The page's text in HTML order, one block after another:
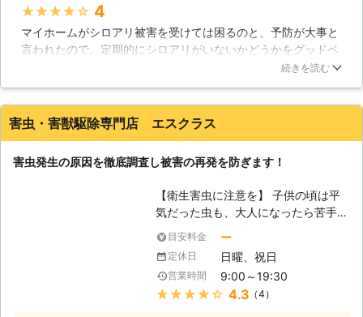
豊富なスタッフが徹底したシロアリ駆
除でお客様に安心と安全をお届けいた
日本中で最も広く生息していて、シロ
アリ駆除の対象にあることも多いのは
かし、最近はヤマトシロアリよりも食
アメリカカンザイシロアリの発生が目
立ってきています。当社は近年増えて
きたそれらのシロアリ駆除にも豊富な
実績がありますので、ご依頼いただけ
ば適切な調査とシロアリ駆除を行い、
再発生の不安を残さない安心のサービ
スを提供させていただきます。
★★★★★ 4
マイホームがシロアリ被害を受けては困るのと、予防が大事と
言われたので、定期的にシロアリがいないかどうかをグッドベ
アさんで点検して頂いています。今のところ、発生した形跡は
いると思います。これからもよろしくお願いします。
福岡県 糟屋郡篠栗町 2016年12月29日
続きを読む
害虫・害獣駆除専門店 エスクラス
害虫発生の原因を徹底調査し被害の再発を防ぎます！
【衛生害虫に注意を】 子供の頃は平
気だった虫も、大人になったら苦手に
なる方も多いのではないでしょうか。
衛生害虫は、そんな虫の中でも人や家
畜に危害を及ぼす虫のことを言いま
す。多くの場合、アレルギー反応によ
りかゆみが生じたり、感染症を引き起
目安料金 ー
定休日 日曜、祝日
営業時間 9:00～19:30
★★★★★ 4.3 （4）